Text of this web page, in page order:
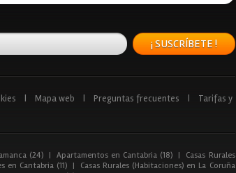
¡ SUSCRÍBETE !
Mapa web Preguntas frecuentes
Tarifas y
(24) | Apartamentos en Cantabria (18) |
Casas Rurales
en Cantabria (11) |
Casas Rurales (Habitaciones) en La Coruña